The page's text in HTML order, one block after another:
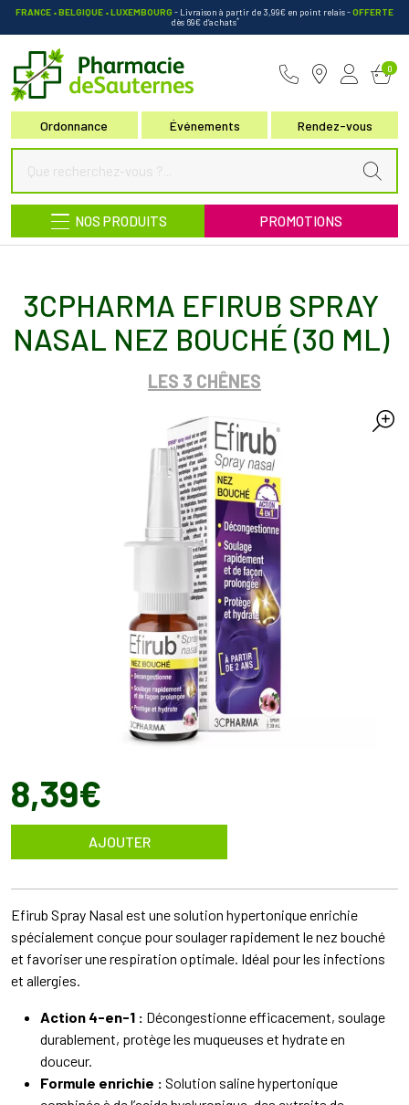
FRANCE • BELGIQUE • LUXEMBOURG - Livraison à partir de 3,99€ en point relais-OFFERTE
dès 69€ d’achats*
Ordonnance Événements Rendez-vous
0
NOS PRODUITS PROMOTIONS
3CPHARMA EFIRUB SPRAY
NASAL NEZ BOUCHÉ (30 ML)
LES 3 CHÊNES
8,39€
AJOUTER
Efirub Spray Nasal est une solution hypertonique enrichie
spécialement conçue pour soulager rapidement le nez bouché
et favoriser une respiration optimale. Idéal pour les infections
et allergies.
Action 4-en-1 : Décongestionne efficacement, soulage
durablement, protège les muqueuses et hydrate en
douceur.
Formule enrichie : Solution saline hypertonique